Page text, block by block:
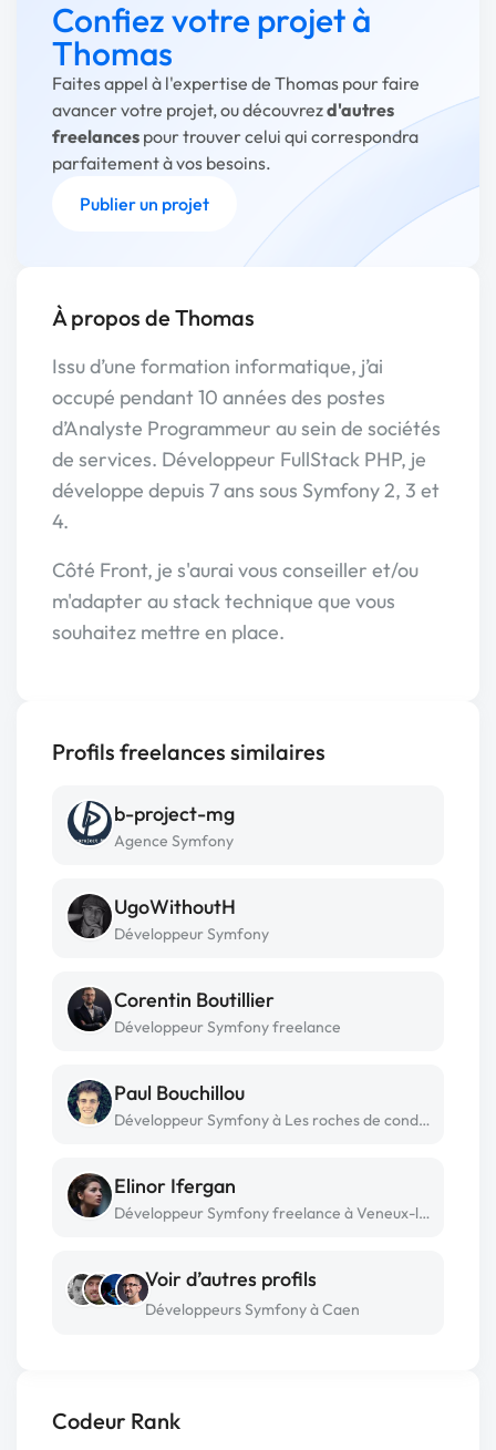
Codeur Rank
Confiez votre projet à
Thomas
Faites appel à l'expertise de Thomas pour faire
avancer votre projet, ou découvrezd'autres
freelances pour trouver celui qui correspondra
parfaitement à vos besoins.
Publier un projet
À propos de Thomas
Issu d’une formation informatique, j’ai
occupé pendant 10 années des postes
d’Analyste Programmeur au sein de sociétés
de services. Développeur FullStack PHP, je
développe depuis 7 ans sous Symfony 2, 3 et
4.
Côté Front, je s'aurai vous conseiller et/ou
m'adapter au stack technique que vous
souhaitez mettre en place.
Profils freelances similaires
b-project-mg
Agence Symfony
UgoWithoutH
Développeur Symfony
Corentin Boutillier
Développeur Symfony freelance
Paul Bouchillou
Développeur Symfony à Les roches de condrieu
Elinor Ifergan
Développeur Symfony freelance à Veneux-les-sablons
Voir d’autres profils
Développeurs Symfony à Caen